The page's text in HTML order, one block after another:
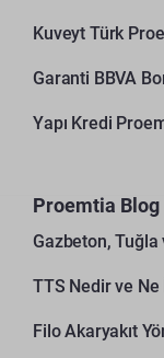
Kuveyt Türk
Garanti BBVA
Yapı Kredi
Proemtia Blog
TTS Nedir ve Ne
Filo Akaryakıt